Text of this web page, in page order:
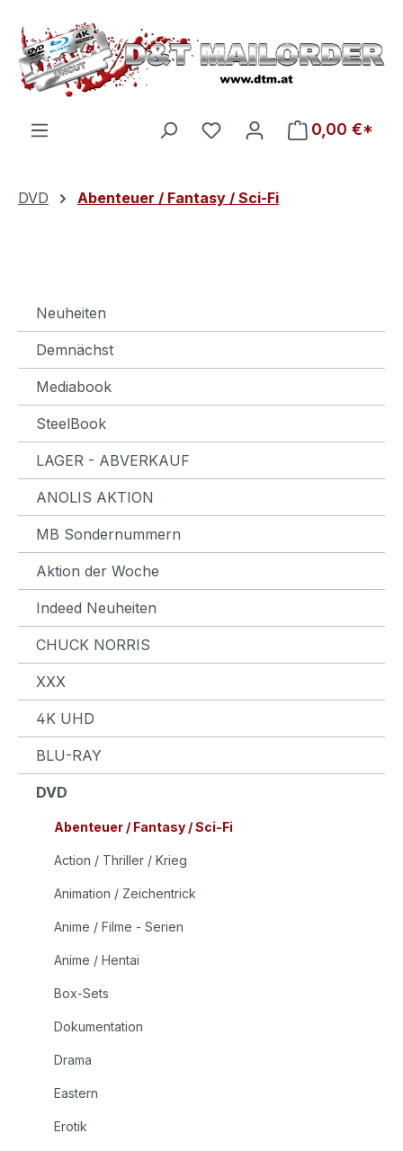
Zum Hauptinhalt springen
Du hast 0 Produkte auf
0,00 €*
DVD Abenteuer / Fantasy / Sci-Fi
Neuheiten
Demnächst
Mediabook
SteelBook
LAGER - ABVERKAUF
ANOLIS AKTION
MB Sondernummern
Aktion der Woche
Indeed Neuheiten
CHUCK NORRIS
XXX
4K UHD
BLU-RAY
DVD
Abenteuer / Fantasy / Sci-Fi
Action / Thriller / Krieg
Animation / Zeichentrick
Anime / Filme - Serien
Anime / Hentai
Box-Sets
Dokumentation
Drama
Eastern
Erotik